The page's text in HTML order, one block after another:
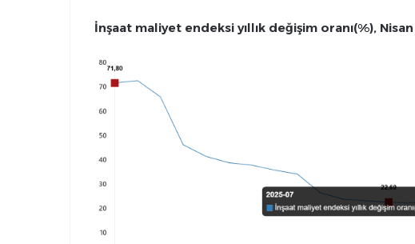
İnşaat maliyet endeksi yıllık değişim oranı(%),